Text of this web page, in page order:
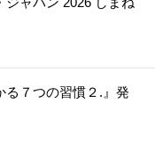
る７つの習慣２.』発